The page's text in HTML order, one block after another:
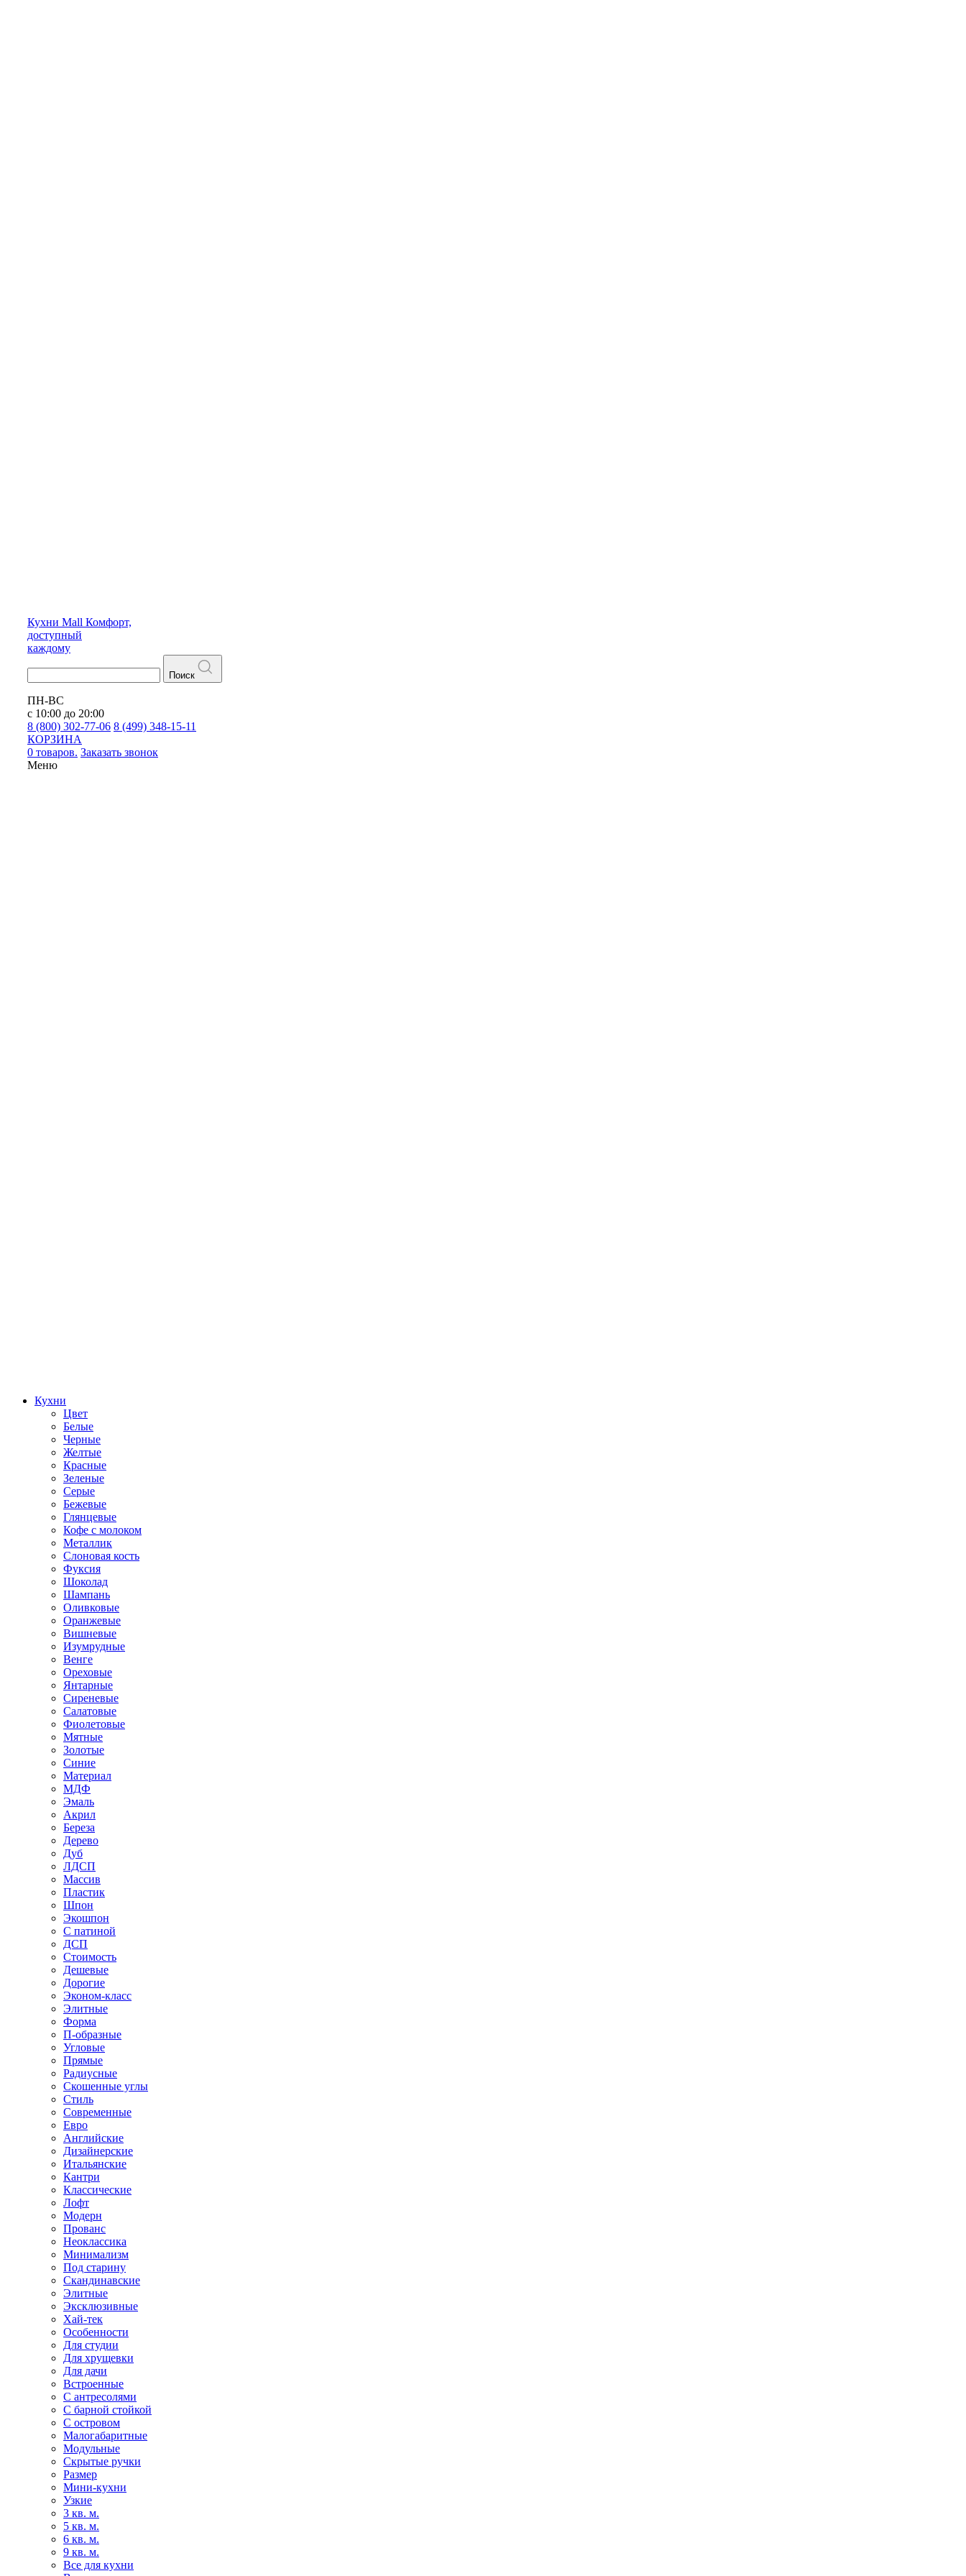
Кухни Mall Комфорт,
доступный
каждому
Поиск
ПН-ВС
с 10:00 до 20:00
8 (800) 302-77-06 8 (499) 348-15-11
КОРЗИНА
0 товаров. Заказать звонок
Меню
Кухни
Цвет
Белые
Черные
Желтые
Красные
Зеленые
Серые
Бежевые
Глянцевые
Кофе с молоком
Металлик
Слоновая кость
Фуксия
Шоколад
Шампань
Оливковые
Оранжевые
Вишневые
Изумрудные
Венге
Ореховые
Янтарные
Сиреневые
Салатовые
Фиолетовые
Мятные
Золотые
Синие
Материал
МДФ
Эмаль
Акрил
Береза
Дерево
Дуб
ЛДСП
Массив
Пластик
Шпон
Экошпон
С патиной
ДСП
Стоимость
Дешевые
Дорогие
Эконом-класс
Элитные
Форма
П-образные
Угловые
Прямые
Радиусные
Скошенные углы
Стиль
Современные
Евро
Английские
Дизайнерские
Итальянские
Кантри
Классические
Лофт
Модерн
Прованс
Неоклассика
Минимализм
Под старину
Скандинавские
Элитные
Эксклюзивные
Хай-тек
Особенности
Для студии
Для хрущевки
Для дачи
Встроенные
С антресолями
С барной стойкой
С островом
Малогабаритные
Модульные
Скрытые ручки
Размер
Мини-кухни
Узкие
3 кв. м.
5 кв. м.
6 кв. м.
9 кв. м.
Все для кухни